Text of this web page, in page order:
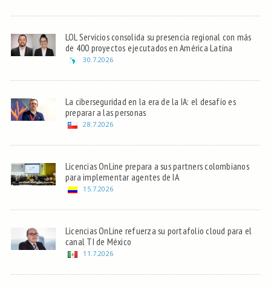
LOL Servicios consolida su presencia regional con más
de 400 proyectos ejecutados en América Latina
30.7.2026
La ciberseguridad en la era de la IA: el desafío es
preparar a las personas
28.7.2026
Licencias OnLine prepara a sus partners colombianos
para implementar agentes de IA
15.7.2026
Licencias OnLine refuerza su portafolio cloud para el
canal TI de México
11.7.2026